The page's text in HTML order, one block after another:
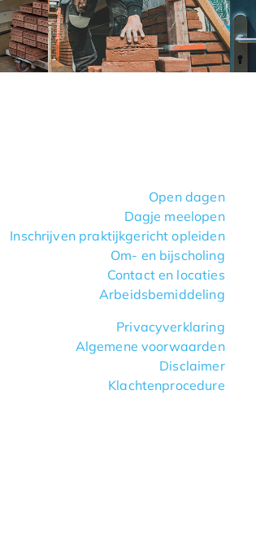
Open dagen
Dagje meelopen
Inschrijven praktijkgericht opleiden
Om- en bijscholing
Contact en locaties
Arbeidsbemiddeling
Privacyverklaring
Algemene voorwaarden
Disclaimer
Klachtenprocedure